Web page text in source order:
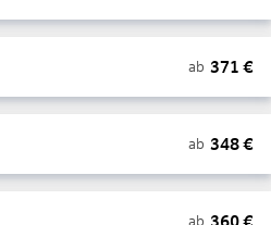
ab 371 €
ab 348€
ab 360€